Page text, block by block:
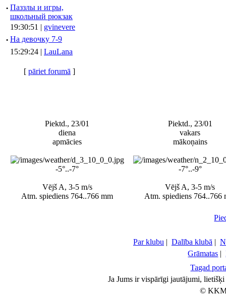
· Паззлы и игры,
школьный рюкзак
19:30:51 | gvinevere
· Hа девочку 7-9
15:29:24 | LauLana
[ pāriet forumā ]
Piektd., 23/01
diena
apmācies
-5°..-7°
Vējš A, 3-5 m/s
Atm. spiediens 764..766 mm
Piektd., 23/01
vakars
mākoņains
-7°..-9°
Vējš A, 3-5 m/s
Atm. spiediens 764..766
Par klubu | Dalība klubā |
Grāmatas |
Tagad
Ja Jums ir vispārīgi jautājumi,
©